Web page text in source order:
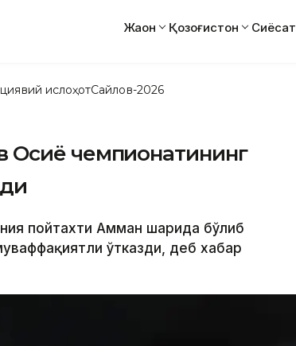
Жаҳон Қозоғистон Сиёсат
ислоҳотСайлов-2026
Осиё чемпионатининг
пойтахти Амман шаҳрида бўлиб
ўтказди, деб хабар